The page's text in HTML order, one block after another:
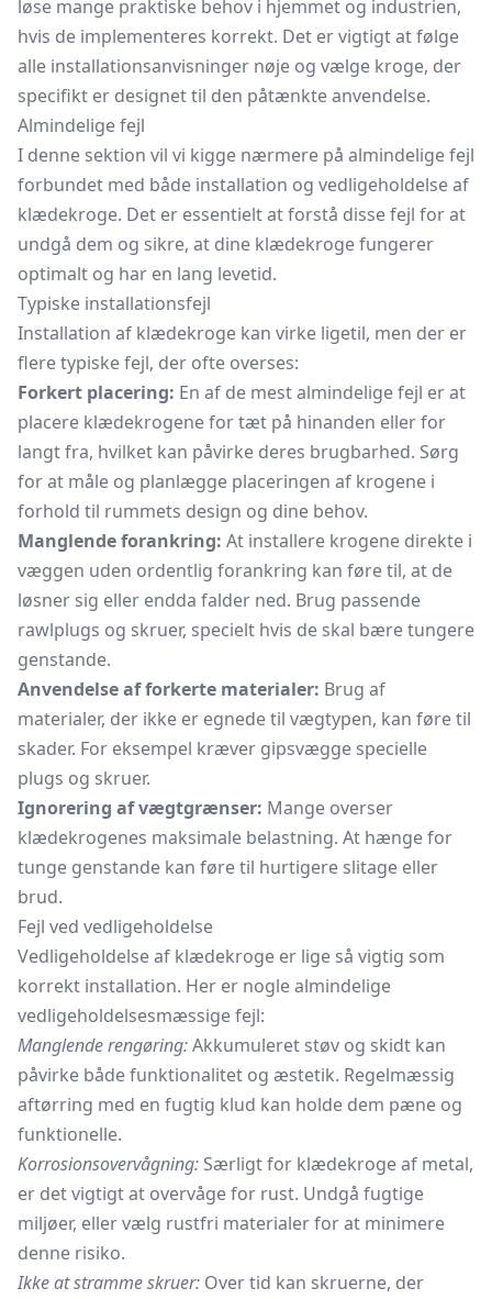
løse mange praktiske behov i hjemmet og industrien,
hvis de implementeres korrekt. Det er vigtigt at følge
alle installationsanvisninger nøje og vælge kroge, der
specifikt er designet til den påtænkte anvendelse.
Almindelige fejl
I denne sektion vil vi kigge nærmere på almindelige fejl
forbundet med både installation og vedligeholdelse af
klædekroge. Det er essentielt at forstå disse fejl for at
undgå dem og sikre, at dine klædekroge fungerer
optimalt og har en lang levetid.
Typiske installationsfejl
Installation af klædekroge kan virke ligetil, men der er
flere typiske fejl, der ofte overses:
Forkert placering: En af de mest almindelige fejl er at
placere klædekrogene for tæt på hinanden eller for
langt fra, hvilket kan påvirke deres brugbarhed. Sørg
for at måle og planlægge placeringen af krogene i
forhold til rummets design og dine behov.
Manglende forankring: At installere krogene direkte i
væggen uden ordentlig forankring kan føre til, at de
løsner sig eller endda falder ned. Brug passende
rawlplugs og skruer, specielt hvis de skal bære tungere
genstande.
Anvendelse af forkerte materialer: Brug af
materialer, der ikke er egnede til vægtypen, kan føre til
skader. For eksempel kræver gipsvægge specielle
plugs og skruer.
Ignorering af vægtgrænser: Mange overser
klædekrogenes maksimale belastning. At hænge for
tunge genstande kan føre til hurtigere slitage eller
brud.
Fejl ved vedligeholdelse
Vedligeholdelse af klædekroge er lige så vigtig som
korrekt installation. Her er nogle almindelige
vedligeholdelsesmæssige fejl:
Manglende rengøring:Akkumuleret støv og skidt kan
påvirke både funktionalitet og æstetik. Regelmæssig
aftørring med en fugtig klud kan holde dem pæne og
funktionelle.
Korrosionsovervågning: Særligt for klædekroge af metal,
er det vigtigt at overvåge for rust. Undgå fugtige
miljøer, eller vælg rustfri materialer for at minimere
denne risiko.
Ikke at stramme skruer: Over tid kan skruerne, der